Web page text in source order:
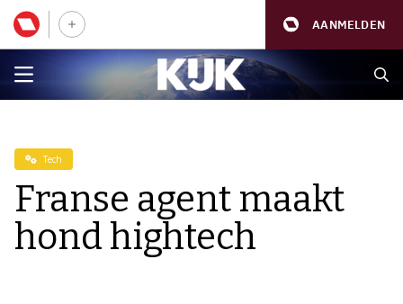
AANMELDEN
Tech
Franse agent maakt
hond hightech